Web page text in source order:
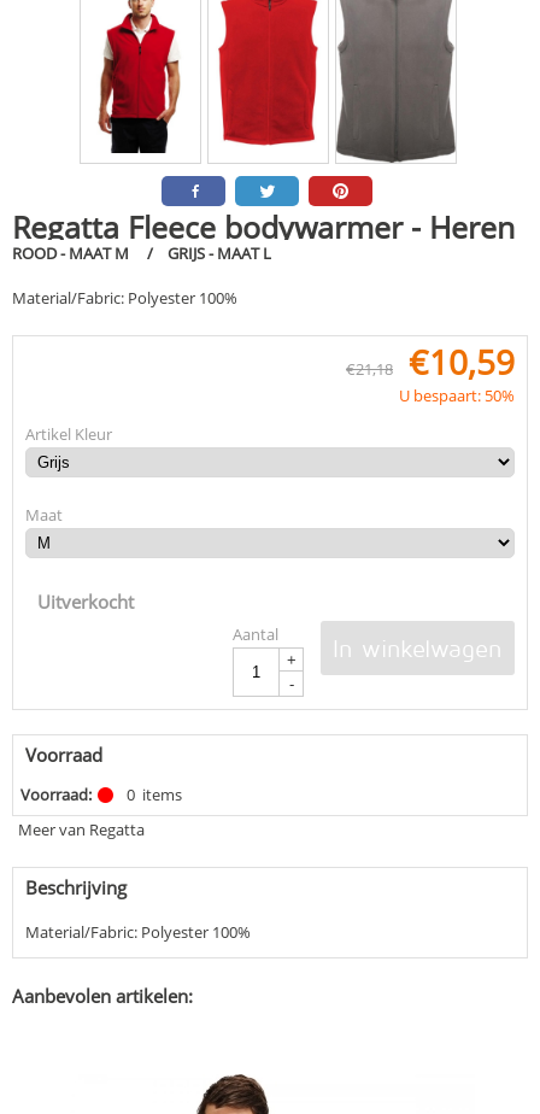
Regatta Fleece bodywarmer - Heren
ROOD - MAAT M / GRIJS - MAAT L
Material/Fabric: Polyester 100%
€21,18 €10,59
U bespaart: 50%
Artikel Kleur
Maat
Uitverkocht
Aantal
+
-
In winkelwagen
Voorraad
Voorraad: 0 items
Meer van Regatta
Beschrijving
Material/Fabric: Polyester 100%
Aanbevolen artikelen: